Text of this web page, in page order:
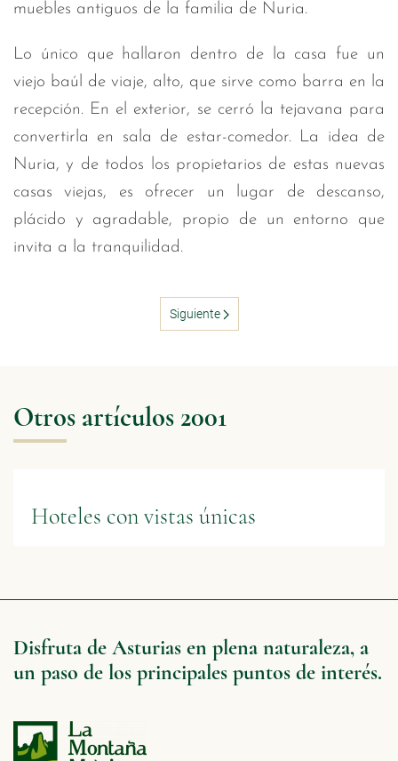
muebles antiguos de la familia de Nuria.
Lo único que hallaron dentro de la casa fue un
viejo baúl de viaje, alto, que sirve como barra en la
recepción. En el exterior, se cerró la tejavana para
convertirla en sala de estar-comedor. La idea de
Nuria, y de todos los propietarios de estas nuevas
casas viejas, es ofrecer un lugar de descanso,
plácido y agradable, propio de un entorno que
invita a la tranquilidad.
Siguiente
Otros artículos 2001
Hoteles con vistas únicas
Disfruta de Asturias en plena naturaleza, a
un paso de los principales puntos de interés.